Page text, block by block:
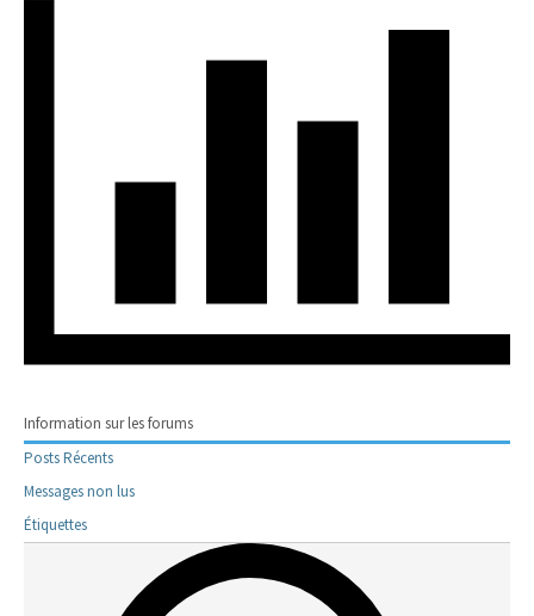
Information sur les forums
Posts Récents
Messages non lus
Étiquettes